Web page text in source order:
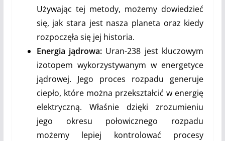
Używając tej metody, możemy dowiedzieć
się, jak stara jest nasza planeta oraz kiedy
rozpoczęła się jej historia.
Energia jądrowa: Uran-238 jest kluczowym
izotopem wykorzystywanym w energetyce
jądrowej. Jego proces rozpadu generuje
ciepło, które można przekształcić w energię
elektryczną. Właśnie dzięki zrozumieniu
jego okresu połowicznego rozpadu
możemy lepiej kontrolować procesy